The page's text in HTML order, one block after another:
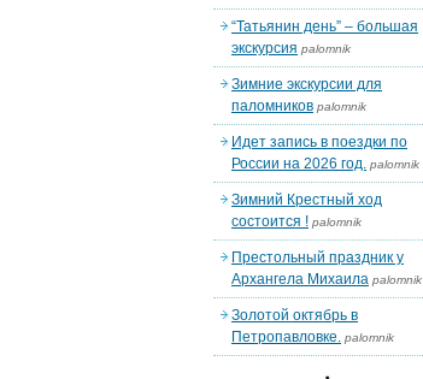
“Татьянин день” – большая
экскурсия palomnik
Зимние экскурсии для
паломников palomnik
Идет запись в поездки по
России на 2026 год. palomnik
Зимний Крестный ход
состоится ! palomnik
Престольный праздник у
Архангела Михаила palomnik
Золотой октябрь в
Петропавловке. palomnik